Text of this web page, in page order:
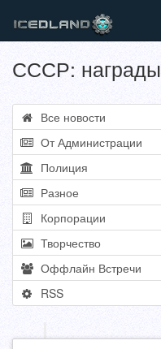
СССР: награды
Все новости
От Администрации
Полиция
Разное
Корпорации
Творчество
Оффлайн Встречи
RSS